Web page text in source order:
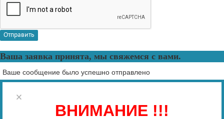
Отправить
Ваша заявка принята, мы свяжемся с вами.
Ваше сообщение было успешно отправлено
×
ВНИМАНИЕ !!!